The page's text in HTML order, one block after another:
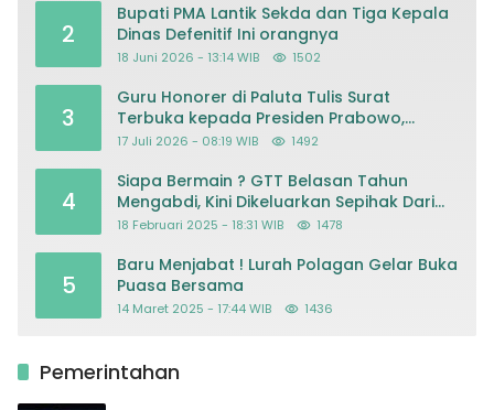
2
Bupati PMA Lantik Sekda dan Tiga Kepala
Dinas Defenitif Ini orangnya
18 Juni 2026 - 13:14 WIB 1502
3
Guru Honorer di Paluta Tulis Surat
Terbuka kepada Presiden Prabowo,
Mohon Keadilan atas Dugaan
17 Juli 2026 - 08:19 WIB 1492
4
Siapa Bermain ? GTT Belasan Tahun
Mengabdi, Kini Dikeluarkan Sepihak Dari
Dapodik
18 Februari 2025 - 18:31 WIB 1478
5
Baru Menjabat ! Lurah Polagan Gelar Buka
Puasa Bersama
14 Maret 2025 - 17:44 WIB 1436
Pemerintahan